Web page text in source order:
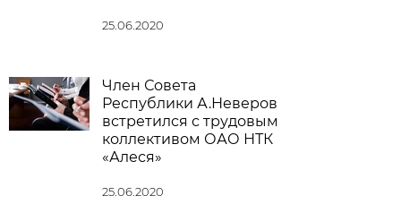
25.06.2020
Член Совета
Республики А.Неверов
встретился с трудовым
коллективом ОАО НТК
«Алеся»
25.06.2020